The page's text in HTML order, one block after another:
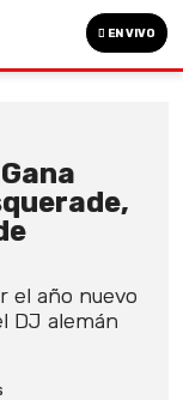
EN VIVO
el año nuevo
DJ alemán